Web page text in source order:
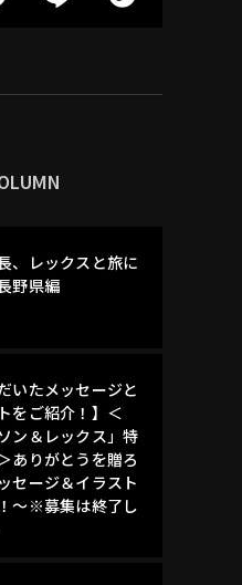
、レックスと旅に
野県編
いたメッセージと
をご紹介！】＜
ン＆レックス」特
ありがとうを贈ろ
セージ＆イラスト
～※募集は終了し